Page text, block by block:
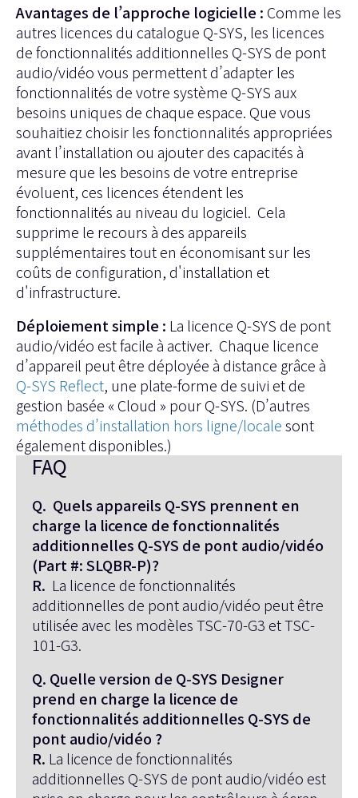
Avantages de l’approche logicielle :Comme les
autres licences du catalogue Q-SYS, les licences
de fonctionnalités additionnelles Q-SYS de pont
audio/vidéo vous permettent d’adapter les
fonctionnalités de votre système Q-SYS aux
besoins uniques de chaque espace. Que vous
souhaitiez choisir les fonctionnalités appropriées
avant l’installation ou ajouter des capacités à
mesure que les besoins de votre entreprise
évoluent, ces licences étendent les
fonctionnalités au niveau du logiciel. Cela
supprime le recours à des appareils
supplémentaires tout en économisant sur les
coûts de configuration, d'installation et
d'infrastructure.
Déploiement simple : La licence Q-SYS de pont
audio/vidéo est facile à activer. Chaque licence
d’appareil peut être déployée à distance grâce à
Q-SYS Reflect, une plate-forme de suivi et de
gestion basée « Cloud » pour Q-SYS. (D’autres
méthodes d’installation hors ligne/localesont
également disponibles.)
FAQ
Q. Quels appareils Q-SYS prennent en
charge la licence de fonctionnalités
additionnelles Q-SYS de pont audio/vidéo
(Part #: SLQBR-P)?
R. La licence de fonctionnalités
additionnelles de pont audio/vidéo peut être
utilisée avec les modèles TSC-70-G3 et TSC-
101-G3.
Q. Quelle version de Q-SYS Designer
prend en charge la licence de
fonctionnalités additionnelles Q-SYS de
pont audio/vidéo ?
R. La licence de fonctionnalités
additionnelles Q-SYS de pont audio/vidéo est